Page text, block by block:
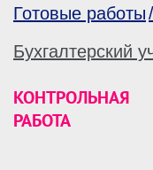
Готовые работы
Бухгалтерский
КОНТРОЛЬНАЯ
РАБОТА